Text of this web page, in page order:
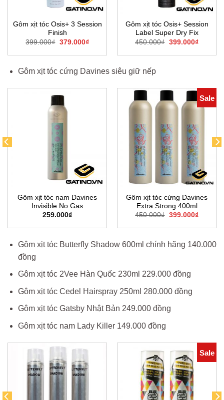
Gôm xịt tóc Osis+ 3 Session
Finish
399.000₫ Giá
là:
379.000₫Giá
tại
379.000₫.
Gôm xịt tóc Osis+ Session
Label Super Dry Fix
450.000₫ Giá
là:
399.000₫Giá
tại
Gôm xịt tóc cứng Davines siêu giữ nếp
Gôm xịt tóc nam Davines
Invisible No Gas
259.000₫
Sale
Gôm xịt tóc cứng Davines
Extra Strong 400ml
450.000₫ Giá
là:
399.000₫Giá
tại
Gôm xịt tóc Butterfly Shadow 600ml chính hãng 140.000
đồng
Gôm xịt tóc 2Vee Hàn Quốc 230ml 229.000 đồng
Gôm xịt tóc Cedel Hairspray 250ml 280.000 đồng
Gôm xịt tóc Gatsby Nhật Bản 249.000 đồng
Gôm xịt tóc nam Lady Killer 149.000 đồng
Sale